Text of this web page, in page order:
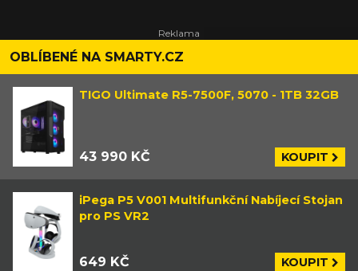
OBLÍBENÉ NA SMARTY.CZ
TIGO Ultimate R5-7500F, 5070 - 1TB 32GB
43 990 KČ KOUPIT
iPega P5 V001 Multifunkční Nabíjecí Stojan
pro PS VR2
649 KČ KOUPIT